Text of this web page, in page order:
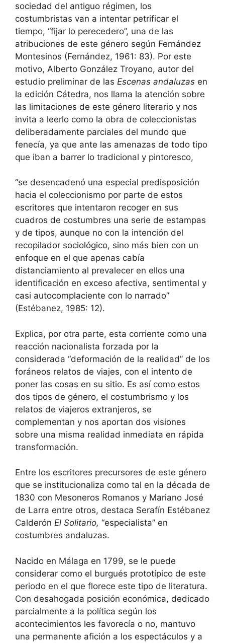
sociedad del antiguo régimen, los
costumbristas van a intentar petrificar el
tiempo, “fijar lo perecedero”, una de las
atribuciones de este género según Fernández
Montesinos (Fernández, 1961: 83). Por este
motivo, Alberto González Troyano, autor del
estudio preliminar de las Escenas andaluzas en
la edición Cátedra, nos llama la atención sobre
las limitaciones de este género literario y nos
invita a leerlo como la obra de coleccionistas
deliberadamente parciales del mundo que
fenecía, ya que ante las amenazas de todo tipo
que iban a barrer lo tradicional y pintoresco,
“se desencadenó una especial predisposición
hacia el coleccionismo por parte de estos
escritores que intentaron recoger en sus
cuadros de costumbres una serie de estampas
y de tipos, aunque no con la intención del
recopilador sociológico, sino más bien con un
enfoque en el que apenas cabía
distanciamiento al prevalecer en ellos una
identificación en exceso afectiva, sentimental y
casi autocomplaciente con lo narrado”
(Estébanez, 1985: 12).
Explica, por otra parte, esta corriente como una
reacción nacionalista forzada por la
considerada “deformación de la realidad” de los
foráneos relatos de viajes, con el intento de
poner las cosas en su sitio. Es así como estos
dos tipos de género, el costumbrismo y los
relatos de viajeros extranjeros, se
complementan y nos aportan dos visiones
sobre una misma realidad inmediata en rápida
transformación.
Entre los escritores precursores de este género
que se institucionaliza como tal en la década de
1830 con Mesoneros Romanos y Mariano José
de Larra entre otros, destaca Serafín Estébanez
Calderón El Solitario, “especialista” en
costumbres andaluzas.
Nacido en Málaga en 1799, se le puede
considerar como el burgués prototípico de este
periodo en el que florece este tipo de literatura.
Con desahogada posición económica, dedicado
parcialmente a la política según los
acontecimientos les favorecía o no, mantuvo
una permanente afición a los espectáculos y a